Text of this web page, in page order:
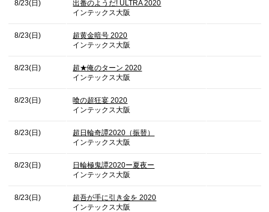
8/23(日)
出番のようだ! ULTRA 2020
インテックス大阪
8/23(日)
超黄金暗号 2020
インテックス大阪
8/23(日)
超★俺のターン 2020
インテックス大阪
8/23(日)
喰の超狂宴 2020
インテックス大阪
8/23(日)
超日輪奇譚2020（振替）
インテックス大阪
8/23(日)
日輪極鬼譚2020ー夏夜ー
インテックス大阪
8/23(日)
超吾が手に引き金を 2020
インテックス大阪